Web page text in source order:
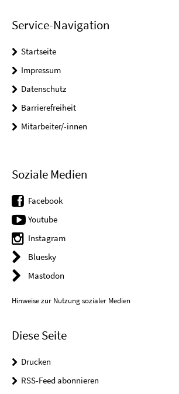
Service-Navigation
Startseite
Impressum
Datenschutz
Barrierefreiheit
Mitarbeiter/-innen
Soziale Medien
Facebook
Youtube
Instagram
Bluesky
Mastodon
Hinweise zur Nutzung sozialer Medien
Diese Seite
Drucken
RSS-Feed abonnieren